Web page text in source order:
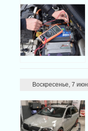
Воскресенье, 7